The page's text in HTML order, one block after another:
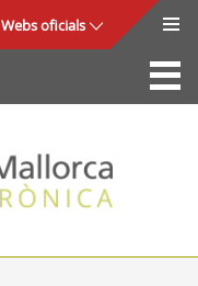
Webs oficials
La Seu
Consell de Mallorca
Accés i seguretat
Utilitats